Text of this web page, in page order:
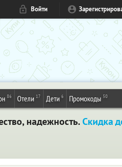
Войти
86 Отели 17 Дети 6 Промокоды 50
надежность.Скидка